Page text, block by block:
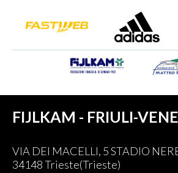
FIJLKAM - FRIULI-
VIA DEI MACELLI, 5 STADIO
34148 Trieste(Trieste)